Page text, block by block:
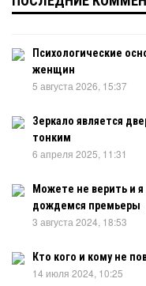
Психологические
женщин
5 августа 2026, 15:37
Зеркало является
тонким
6 апреля 2025, 11:31
Можете не верить и
дождемся премьеры
3 августа 2024, 18:53
Кто кого и кому не
14 июля 2024, 10:25